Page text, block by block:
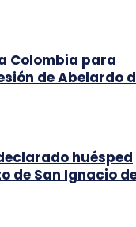
Colombia para
de Abelardo
huésped
de San Ignacio